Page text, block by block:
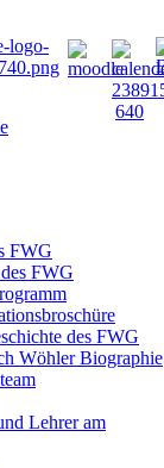
FWG
FWG
des FWG
Wöhler Biographie
Lehrer am